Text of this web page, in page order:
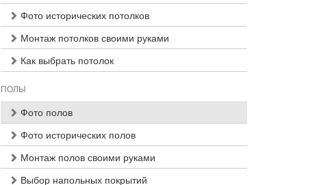
Фото исторических потолков
Монтаж потолков своими руками
Как выбрать потолок
ПОЛЫ
Фото полов
Фото исторических полов
Монтаж полов своими руками
Выбор напольных покрытий